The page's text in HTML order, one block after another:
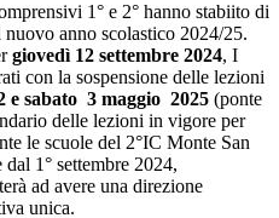
1° e 2° hanno stabiito di
anno scolastico 2024/25.
giovedì 12 settembre 2024, I
con la sospensione delle lezioni
e sabato 3 maggio 2025 (ponte
delle lezioni in vigore per
le scuole del 2°IC Monte San
1° settembre 2024,
ad avere una direzione
unica.